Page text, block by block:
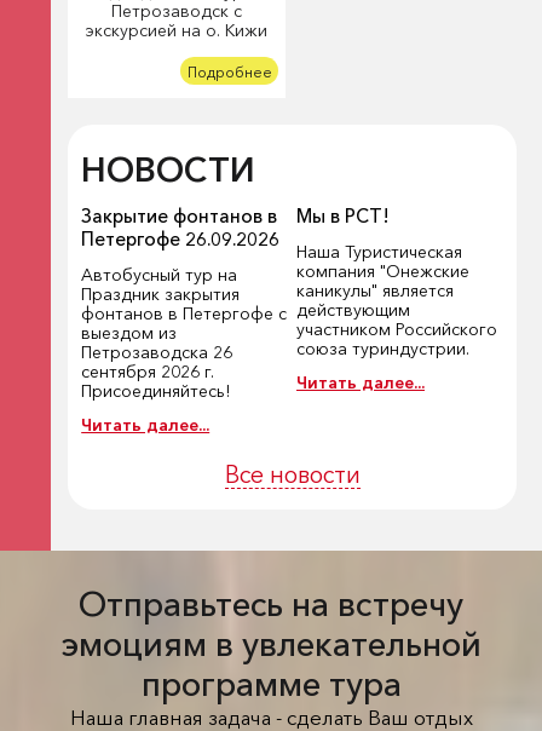
Петрозаводск с
экскурсией на о. Кижи
Подробнее
НОВОСТИ
Закрытие фонтанов в
Петергофе 26.09.2026
Автобусный тур на
Праздник закрытия
фонтанов в Петергофе с
выездом из
Петрозаводска 26
сентября 2026 г.
Присоединяйтесь!
Читать далее...
Мы в РСТ!
Наша Туристическая
компания "Онежские
каникулы" является
действующим
участником Российского
союза туриндустрии.
Читать далее...
Все новости
Отправьтесь на встречу
эмоциям в увлекательной
программе тура
Наша главная задача - сделать Ваш отдых